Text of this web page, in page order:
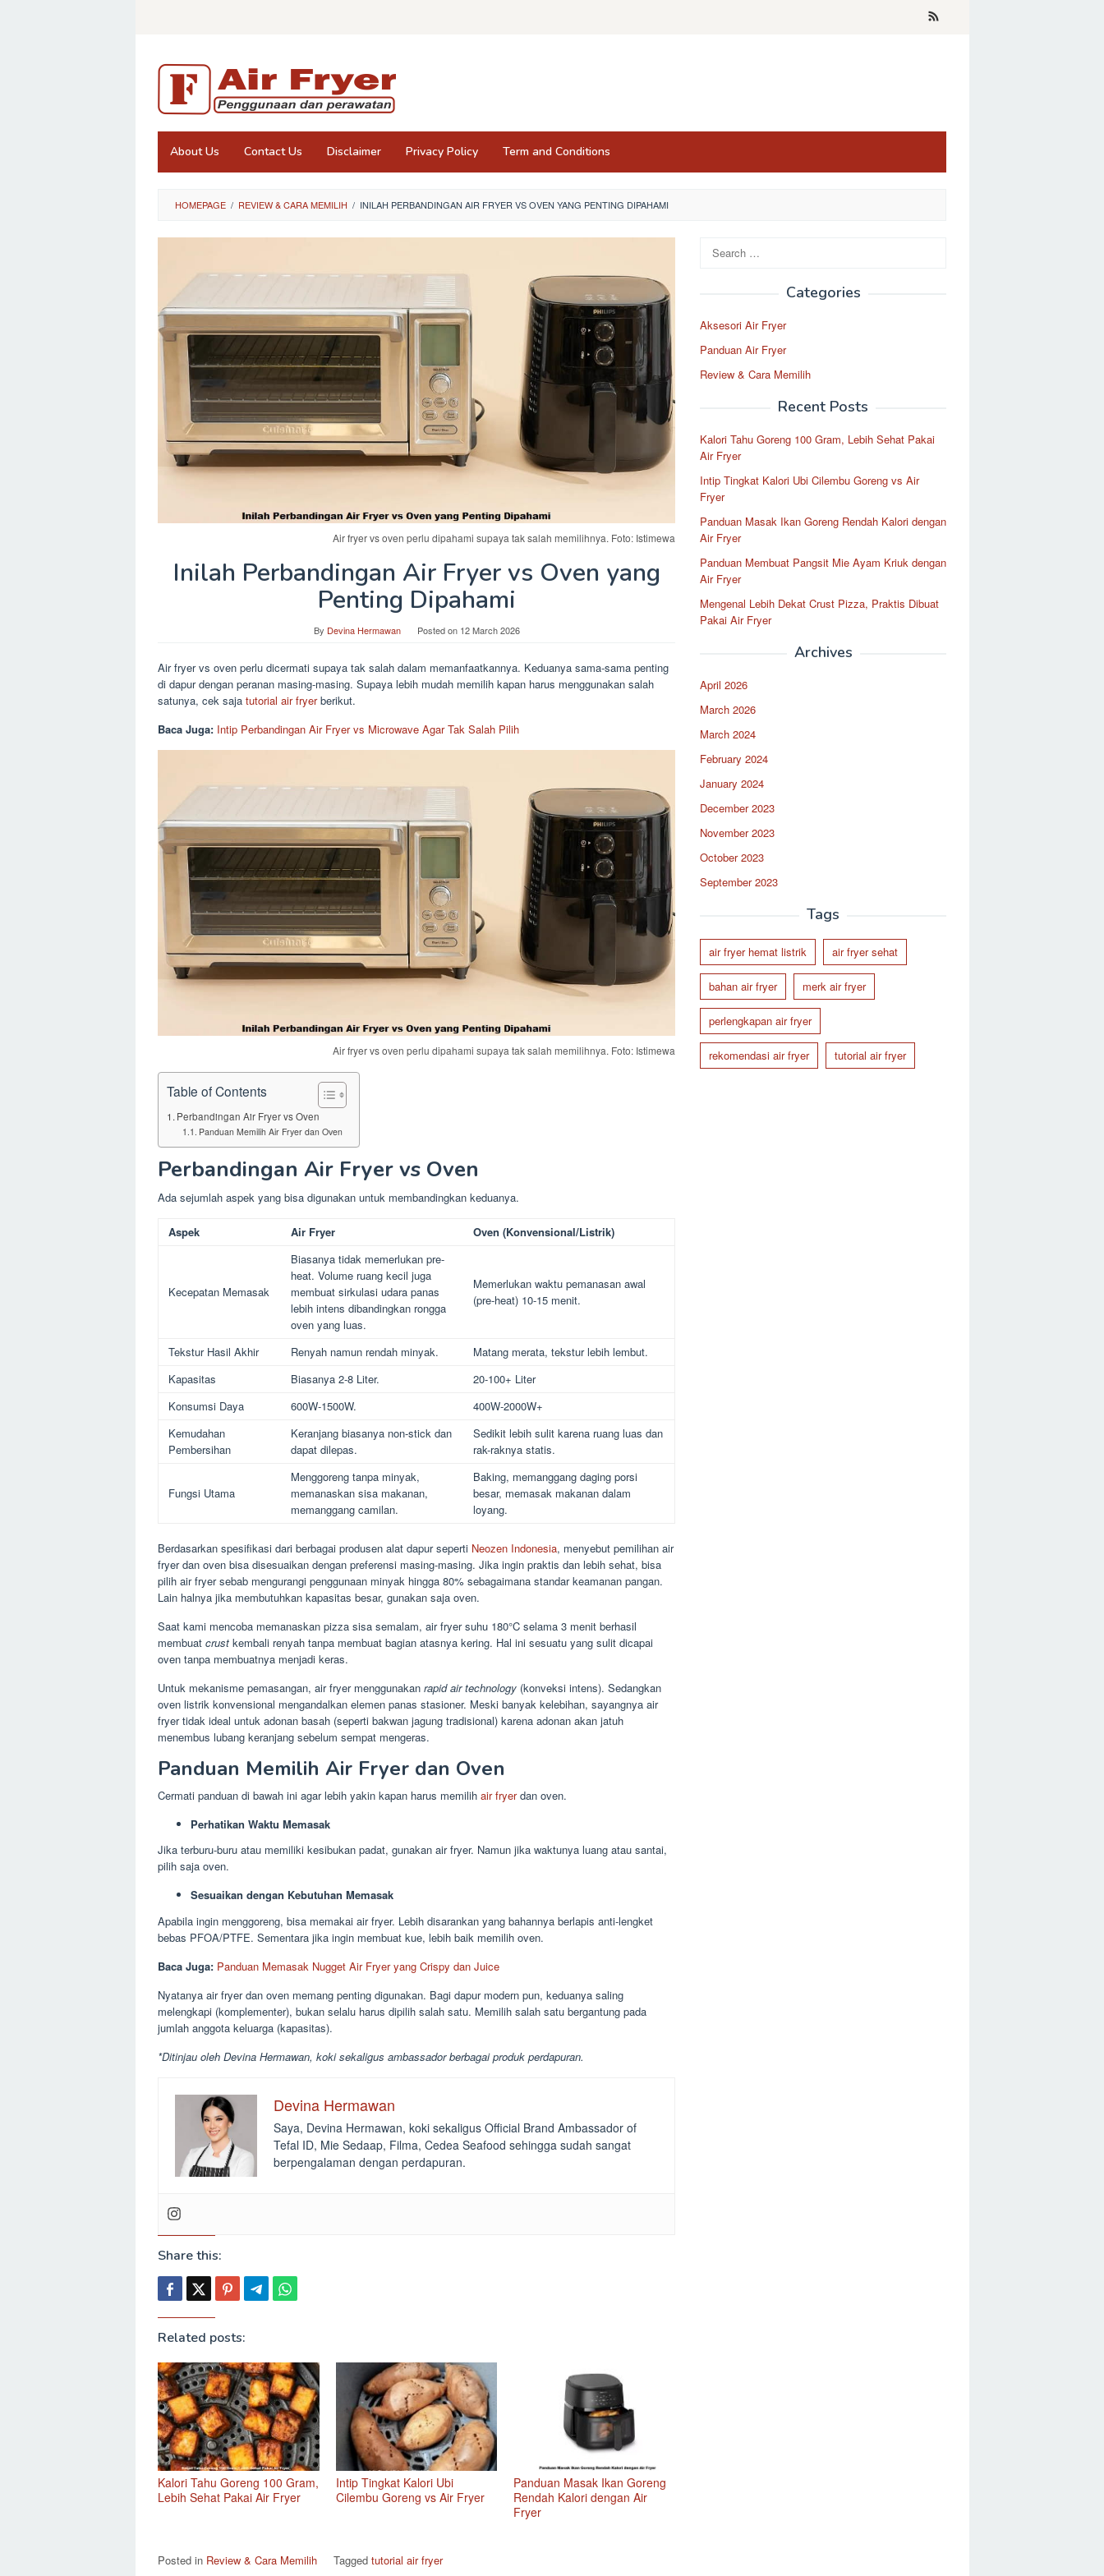
About Us Contact Us Disclaimer Privacy Policy Term and Conditions
HOMEPAGE / REVIEW & CARA MEMILIH / INILAH PERBANDINGAN AIR FRYER VS OVEN YANG PENTING DIPAHAMI
Air fryer vs oven perlu dipahami supaya tak salah memilihnya. Foto: Istimewa
Inilah Perbandingan Air Fryer vs Oven yang
Penting Dipahami
By Devina Hermawan Posted on 12 March 2026
Air fryer vs oven perlu dicermati supaya tak salah dalam memanfaatkannya. Keduanya sama-sama penting
di dapur dengan peranan masing-masing. Supaya lebih mudah memilih kapan harus menggunakan salah
satunya, cek saja tutorial air fryerberikut.
Baca Juga: Intip Perbandingan Air Fryer vs Microwave Agar Tak Salah Pilih
Air fryer vs oven perlu dipahami supaya tak salah memilihnya. Foto: Istimewa
Table of Contents
Perbandingan Air Fryer vs Oven
Panduan Memilih Air Fryer dan Oven
Perbandingan Air Fryer vs Oven
Ada sejumlah aspek yang bisa digunakan untuk membandingkan keduanya.
Aspek Air Fryer Oven (Konvensional/Listrik)
Kecepatan Memasak
Biasanya tidak memerlukan pre-
heat. Volume ruang kecil juga
membuat sirkulasi udara panas
lebih intens dibandingkan rongga
oven yang luas.
Memerlukan waktu pemanasan awal
(pre-heat) 10-15 menit.
Tekstur Hasil Akhir Renyah namun rendah minyak.
Matang merata, tekstur lebih lembut.
Kapasitas
Biasanya 2-8 Liter.
20-100+ Liter
Konsumsi Daya
600W-1500W.
400W-2000W+
Kemudahan
Pembersihan
Keranjang biasanya non-stick dan
dapat dilepas.
Sedikit lebih sulit karena ruang luas dan
rak-raknya statis.
Fungsi Utama
Menggoreng tanpa minyak,
memanaskan sisa makanan,
memanggang camilan.
Baking, memanggang daging porsi
besar, memasak makanan dalam
loyang.
Berdasarkan spesifikasi dari berbagai produsen alat dapur seperti Neozen Indonesia, menyebut pemilihan air
fryer dan oven bisa disesuaikan dengan preferensi masing-masing. Jika ingin praktis dan lebih sehat, bisa
pilih air fryer sebab mengurangi penggunaan minyak hingga 80% sebagaimana standar keamanan pangan.
Lain halnya jika membutuhkan kapasitas besar, gunakan saja oven.
Saat kami mencoba memanaskan pizza sisa semalam, air fryer suhu 180°C selama 3 menit berhasil
membuat crust kembali renyah tanpa membuat bagian atasnya kering. Hal ini sesuatu yang sulit dicapai
oven tanpa membuatnya menjadi keras.
Untuk mekanisme pemasangan, air fryer menggunakan rapid air technology (konveksi intens). Sedangkan
oven listrik konvensional mengandalkan elemen panas stasioner. Meski banyak kelebihan, sayangnya air
fryer tidak ideal untuk adonan basah (seperti bakwan jagung tradisional) karena adonan akan jatuh
menembus lubang keranjang sebelum sempat mengeras.
Panduan Memilih Air Fryer dan Oven
Cermati panduan di bawah ini agar lebih yakin kapan harus memilih air fryerdan oven.
Perhatikan Waktu Memasak
Jika terburu-buru atau memiliki kesibukan padat, gunakan air fryer. Namun jika waktunya luang atau santai,
pilih saja oven.
Sesuaikan dengan Kebutuhan Memasak
Apabila ingin menggoreng, bisa memakai air fryer. Lebih disarankan yang bahannya berlapis anti-lengket
bebas PFOA/PTFE. Sementara jika ingin membuat kue, lebih baik memilih oven.
Baca Juga: Panduan Memasak Nugget Air Fryer yang Crispy dan Juice
Nyatanya air fryer dan oven memang penting digunakan. Bagi dapur modern pun, keduanya saling
melengkapi (komplementer), bukan selalu harus dipilih salah satu. Memilih salah satu bergantung pada
jumlah anggota keluarga (kapasitas).
*Ditinjau oleh Devina Hermawan, koki sekaligus ambassador berbagai produk perdapuran.
Devina Hermawan
Saya, Devina Hermawan, koki sekaligus Official Brand Ambassador of
Tefal ID, Mie Sedaap, Filma, Cedea Seafood sehingga sudah sangat
berpengalaman dengan perdapuran.
Share this:
Related posts:
Kalori Tahu Goreng 100 Gram,
Lebih Sehat Pakai Air Fryer
Intip Tingkat Kalori Ubi
Cilembu Goreng vs Air Fryer
Panduan Masak Ikan Goreng
Rendah Kalori dengan Air
Fryer
Posted in Review & Cara Memilih Tagged tutorial air fryer
Search
for:
Categories
Aksesori Air Fryer
Panduan Air Fryer
Review & Cara Memilih
Recent Posts
Kalori Tahu Goreng 100 Gram, Lebih Sehat Pakai
Air Fryer
Intip Tingkat Kalori Ubi Cilembu Goreng vs Air
Fryer
Panduan Masak Ikan Goreng Rendah Kalori dengan
Air Fryer
Panduan Membuat Pangsit Mie Ayam Kriuk dengan
Air Fryer
Mengenal Lebih Dekat Crust Pizza, Praktis Dibuat
Pakai Air Fryer
Archives
April 2026
March 2026
March 2024
February 2024
January 2024
December 2023
November 2023
October 2023
September 2023
Tags
air fryer hemat listrik air fryer sehat
bahan air fryer merk air fryer
perlengkapan air fryer
rekomendasi air fryer tutorial air fryer